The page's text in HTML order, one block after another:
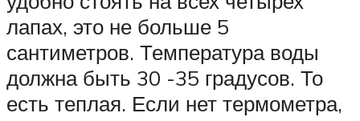
лапах, это не больше 5
сантиметров. Температура воды
должна быть 30 -35 градусов. То
есть теплая. Если нет термометра,